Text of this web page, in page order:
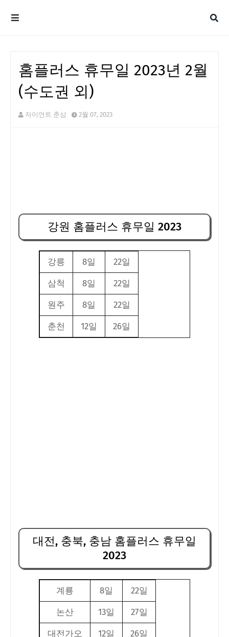
홈플러스 휴무일 2023년 2월
(수도권 외)
자이언트 춘삼 2월 07, 2023
강원 홈플러스 휴무일 2023
강릉 8일
22일
삼척
8일
22일
원주
8일
22일
춘천
12일 26일
대전, 충북, 충남 홈플러스 휴무일
2023
계룡 8일
22일
논산
13일
27일
대전가오
12일
26일